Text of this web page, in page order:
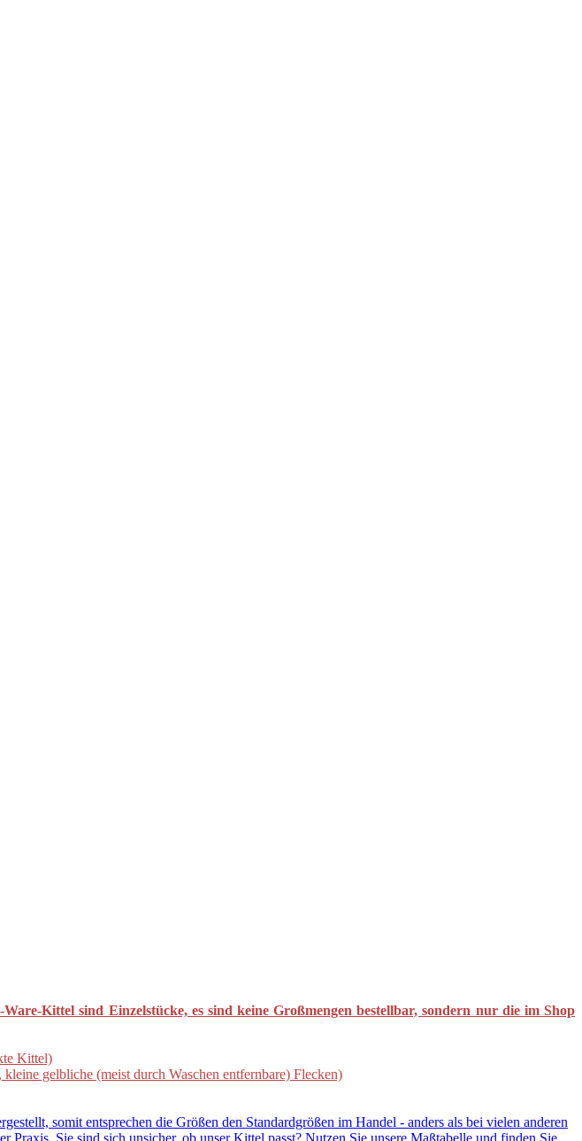
Kittel sind Einzelstücke, es sind keine Großmengen bestellbar, sondern nur die im Shop
Kittel)
gelbliche (meist durch Waschen entfernbare) Flecken)
somit entsprechen die Größen den Standardgrößen im Handel - anders als bei vielen anderen
Sie sind sich unsicher, ob unser Kittel passt? Nutzen Sie unsere Maßtabelle und finden Sie